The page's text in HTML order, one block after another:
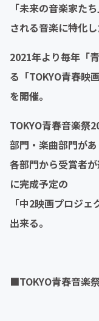
「未来の音楽家た
される音楽に特化し
2021年より毎年「
る「TOKYO青春映
を開催。
TOKYO青春音楽祭
部門・楽曲部門があ
各部門から受賞者が
に完成予定の
「中2映画プロジ
出来る。
■TOKYO青春音楽